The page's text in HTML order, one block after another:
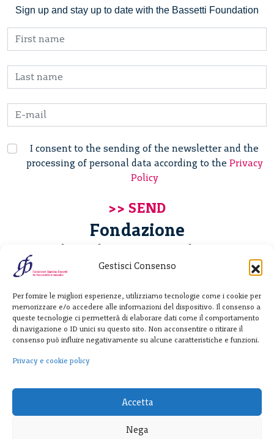
Gestisci Consenso
Per fornire le migliori esperienze, utilizziamo tecnologie come i cookie per
memorizzare e/o accedere alle informazioni del dispositivo. Il consenso a
queste tecnologie ci permetterà di elaborare dati come il comportamento
di navigazione o ID unici su questo sito. Non acconsentire o ritirare il
consenso può influire negativamente su alcune caratteristiche e funzioni.
Privacy e cookie policy
Accetta
Nega
Sign up and stay up to date with the Bassetti Foundation
I consent to the sending of the newsletter and the
processing of personal data according to the Privacy
Policy
Fondazione
Giannino Bassetti ETS
20122 Milano - Italia
T. +39 02 781933
F. + 39 02 76392030
info@fondazionebassetti.org
p.i. 12520270153